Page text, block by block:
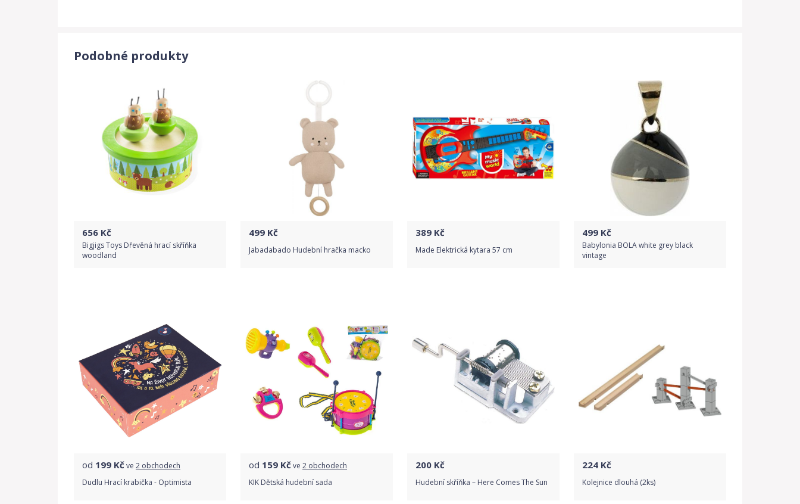
Podobné produkty
656 Kč
Bigjigs Toys Dřevěná hrací skříňka
woodland
499 Kč
Jabadabado Hudební hračka macko
389 Kč
Made Elektrická kytara 57 cm
499 Kč
Babylonia BOLA white grey black
vintage
od 199 Kčve 2 obchodech
Dudlu Hrací krabička - Optimista
od 159 Kčve 2 obchodech
KIK Dětská hudební sada
200 Kč
Hudební skříňka – Here Comes The Sun
224 Kč
Kolejnice dlouhá (2ks)